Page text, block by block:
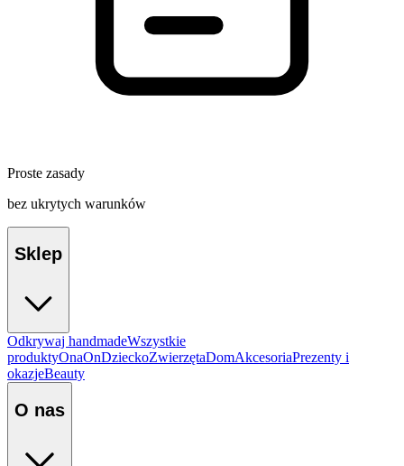
Proste zasady
bez ukrytych warunków
Sklep
Odkrywaj handmadeWszystkie
produktyOnaOnDzieckoZwierzętaDomAkcesoriaPrezenty i
okazjeBeauty
O nas